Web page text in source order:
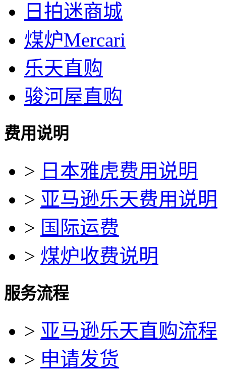
日拍迷商城
煤炉Mercari
乐天直购
骏河屋直购
费用说明
> 日本雅虎费用说明
> 亚马逊乐天费用说明
> 国际运费
> 煤炉收费说明
服务流程
> 亚马逊乐天直购流程
> 申请发货